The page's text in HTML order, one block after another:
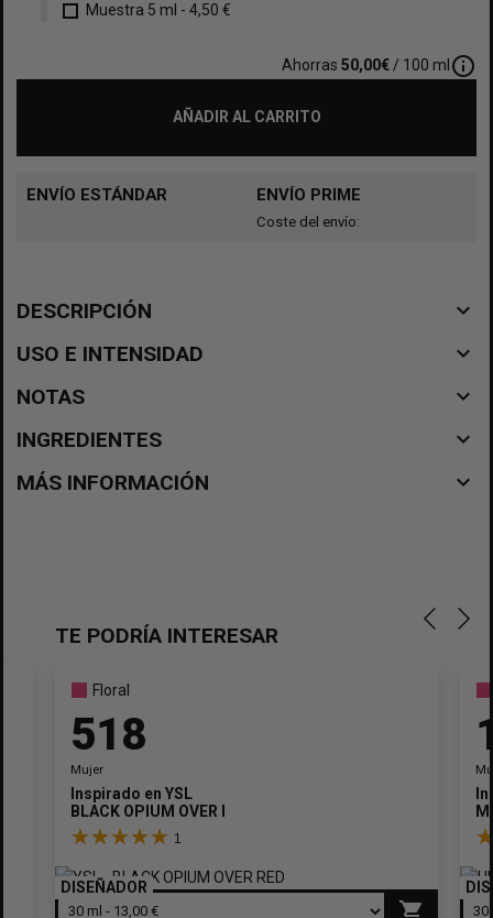
Muestra 5 ml - 4,50 €
Ahorras 50,00€/ 100 ml info_outline
AÑADIR AL CARRITO
ENVÍO ESTÁNDAR ENVÍO PRIME
Coste del envío:
DESCRIPCIÓN navigate_before
USO E INTENSIDAD navigate_before
NOTAS navigate_before
INGREDIENTES navigate_before
MÁS INFORMACIÓN navigate_before
TE PODRÍA INTERESAR
Floral
518
Mujer
Inspirado en YSL
BLACK OPIUM OVER RED
1
DISEÑADOR
shopping_cart